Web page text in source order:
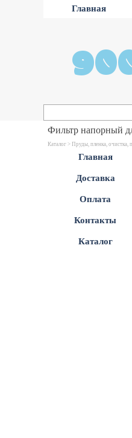
Главная
Фильтр напорный
Каталог >Пруды, пленка, очистка,
Главная
Доставка
Оплата
Контакты
Каталог